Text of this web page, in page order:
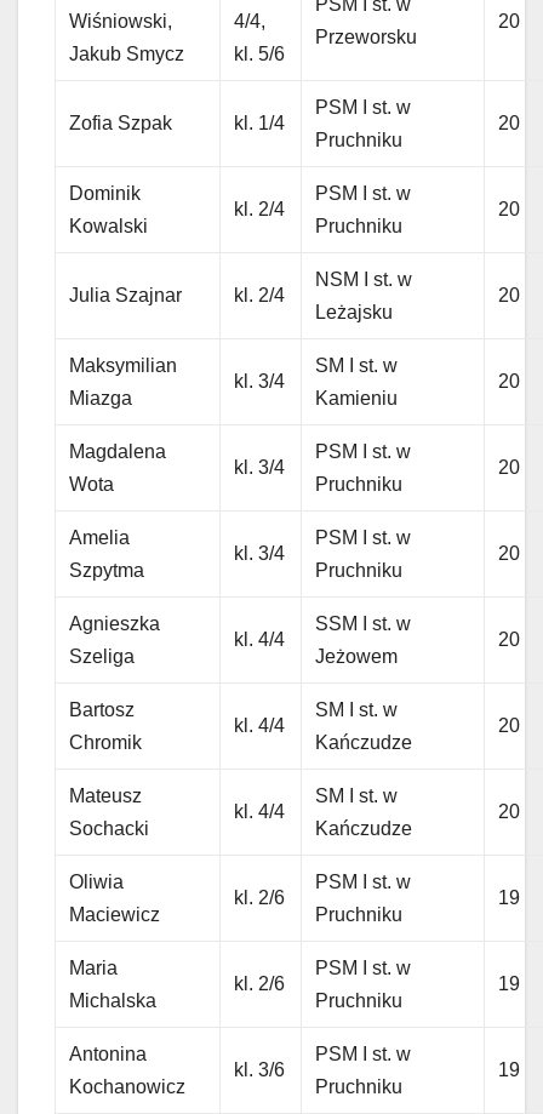
Wiśniowski,
Jakub Smycz
4/4,
kl. 5/6
PSM I st. w
Przeworsku
20
Zofia Szpak kl. 1/4
PSM I st. w
Pruchniku
20
Dominik
Kowalski
kl. 2/4
PSM I st. w
Pruchniku
20
Julia Szajnar kl. 2/4
NSM I st. w
Leżajsku
20
Maksymilian
Miazga
kl. 3/4
SM I st. w
Kamieniu
20
Magdalena
Wota
kl. 3/4
PSM I st. w
Pruchniku
20
Amelia
Szpytma
kl. 3/4
PSM I st. w
Pruchniku
20
Agnieszka
Szeliga
kl. 4/4
SSM I st. w
Jeżowem
20
Bartosz
Chromik
kl. 4/4
SM I st. w
Kańczudze
20
Mateusz
Sochacki
kl. 4/4
SM I st. w
Kańczudze
20
Oliwia
Maciewicz
kl. 2/6
PSM I st. w
Pruchniku
19
Maria
Michalska
kl. 2/6
PSM I st. w
Pruchniku
19
Antonina
Kochanowicz
kl. 3/6
PSM I st. w
Pruchniku
19